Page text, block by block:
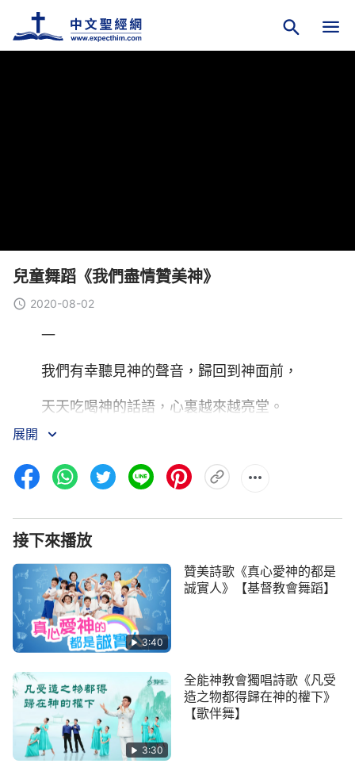
兒童舞蹈《我們盡情贊美神》
2020-08-02
一
我們有幸聽見神的聲音，歸回到神面前，
天天吃喝神的話語，心裏越來越亮堂。
曾經我們沉迷虚擬網絡，變得頽廢墮落，
如今有神話語帶領我們，走上人生光明路。
使我們明白
不再追隨世界潮流，活在神的面前，過上了幸福
生活。
我們大聲地歌唱啊一起贊美神，神發聲説話拯救
我們盡情地跳舞啊一起贊美神，從神話中學會做
人，
我們大聲地歌唱啊一起贊美神，抒發心中對神的
展開
接下來播放
3:40
贊美詩歌《真心愛神的都是
誠實人》【基督教會舞蹈】
3:30
全能神教會獨唱詩歌《凡受
造之物都得歸在神的權下》
【歌伴舞】